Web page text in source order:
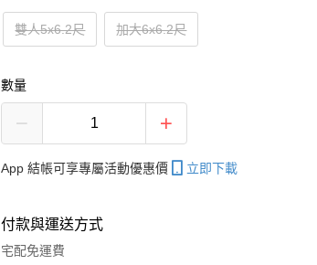
雙人5x6.2尺 加大6x6.2尺
數量
App 結帳可享專屬活動優惠價 立即下載
付款與運送方式
宅配免運費